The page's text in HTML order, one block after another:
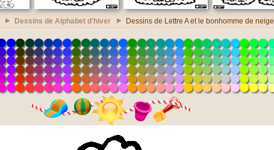
Dessins de Alphabet d'hiver Dessins de Lettre A et le bonhomme de neige